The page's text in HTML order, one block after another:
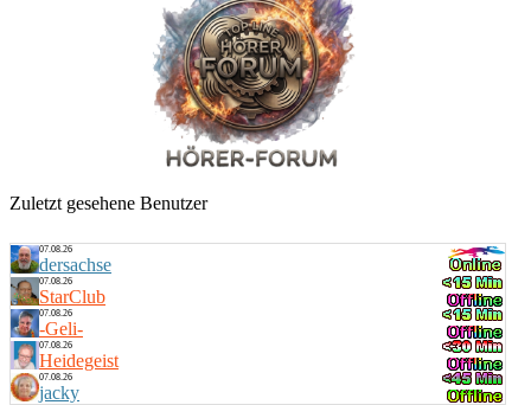
Zuletzt gesehene Benutzer
07.08.26
dersachse
07.08.26
StarClub
07.08.26
-Geli-
07.08.26
Heidegeist
07.08.26
jacky